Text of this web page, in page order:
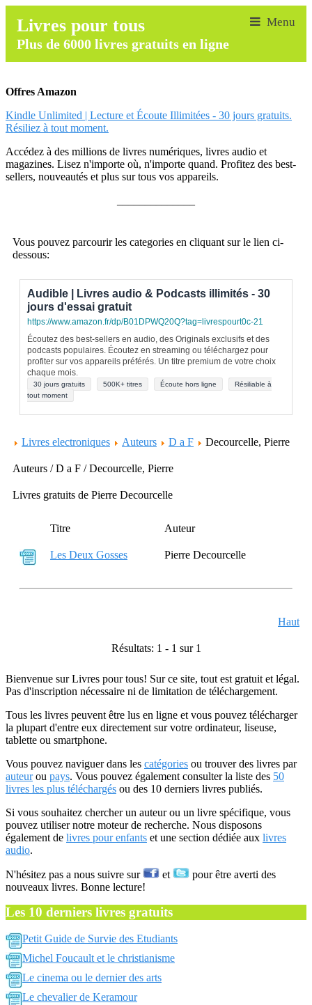
Livres pour tous
Plus de 6000 livres gratuits en ligne
Offres Amazon
Kindle Unlimited | Lecture et Écoute Illimitées - 30 jours gratuits.
Résiliez à tout moment.
Accédez à des millions de livres numériques, livres audio et
magazines. Lisez n'importe où, n'importe quand. Profitez des best-
sellers, nouveautés et plus sur tous vos appareils.
Vous pouvez parcourir les categories en cliquant sur le lien ci-
dessous:
Audible | Livres audio & Podcasts illimités - 30
jours d'essai gratuit
https://www.amazon.fr/dp/B01DPWQ20Q?tag=livrespourt0c-21
Écoutez des best-sellers en audio, des Originals exclusifs et des
podcasts populaires. Écoutez en streaming ou téléchargez pour
profiter sur vos appareils préférés. Un titre premium de votre choix
chaque mois.
30 jours gratuits 500K+ titres Écoute hors ligne
Résiliable à
tout moment
Livres electroniques Auteurs D a F Decourcelle, Pierre
Auteurs / D a F / Decourcelle, Pierre
Livres gratuits de Pierre Decourcelle
Titre Auteur
Les Deux Gosses Pierre Decourcelle
Haut
Résultats: 1 - 1 sur 1
Bienvenue sur Livres pour tous! Sur ce site, tout est gratuit et légal.
Pas d'inscription nécessaire ni de limitation de téléchargement.
Tous les livres peuvent être lus en ligne et vous pouvez télécharger
la plupart d'entre eux directement sur votre ordinateur, liseuse,
tablette ou smartphone.
Vous pouvez naviguer dans les catégories ou trouver des livres par
auteurou pays. Vous pouvez également consulter la liste des 50
livres les plus téléchargés ou des 10 derniers livres publiés.
Si vous souhaitez chercher un auteur ou un livre spécifique, vous
pouvez utiliser notre moteur de recherche. Nous disposons
également de livres pour enfants et une section dédiée aux livres
audio.
N'hésitez pas a nous suivre sur et
pour être averti des
nouveaux livres. Bonne lecture!
Les 10 derniers livres gratuits
Petit Guide de Survie des Etudiants
Michel Foucault et le christianisme
Le cinema ou le dernier des arts
Le chevalier de Keramour